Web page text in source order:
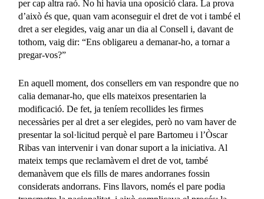
per cap altra raó. No hi havia una oposició clara. La prova
d’això és que, quan vam aconseguir el dret de vot i també el
dret a ser elegides, vaig anar un dia al Consell i, davant de
tothom, vaig dir: “Ens obligareu a demanar-ho, a tornar a
pregar-vos?”
En aquell moment, dos consellers em van respondre que no
calia demanar-ho, que ells mateixos presentarien la
modificació. De fet, ja teníem recollides les firmes
necessàries per al dret a ser elegides, però no vam haver de
presentar la sol·licitud perquè el pare Bartomeu i l’Òscar
Ribas van intervenir i van donar suport a la iniciativa. Al
mateix temps que reclamàvem el dret de vot, també
demanàvem que els fills de mares andorranes fossin
considerats andorrans. Fins llavors, només el pare podia